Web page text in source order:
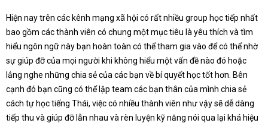
Hiện nay trên các kênh mạng xã hội có rất nhiều group học tiếp nhất
bao gồm các thành viên có chung một mục tiêu là yêu thích và tìm
hiểu ngôn ngữ này bạn hoàn toàn có thể tham gia vào để có thể nhờ
sự giúp đỡ của mọi người khi không hiểu một vấn đề nào đó hoặc
lắng nghe những chia sẻ của các bạn về bí quyết học tốt hơn. Bên
cạnh đó bạn cũng có thể lập team các bạn thân của mình chia sẻ
cách tự học tiếng Thái, việc có nhiều thành viên như vậy sẽ dễ dàng
tiếp thu và giúp đỡ lẫn nhau và rèn luyện kỹ năng nói qua lại khá hiệu